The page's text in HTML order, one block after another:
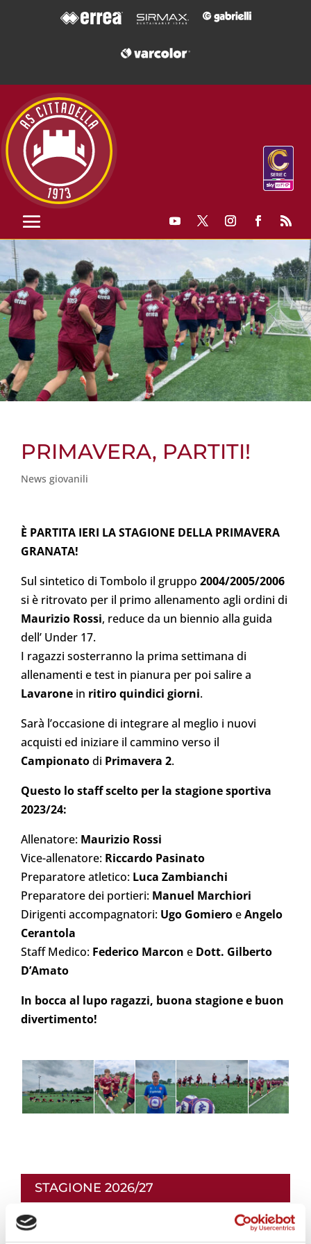
PRIMAVERA, PARTITI!
News giovanili
È PARTITA IERI LA STAGIONE DELLA PRIMAVERA
GRANATA!
Sul sintetico di Tombolo il gruppo 2004/2005/2006
si è ritrovato per il primo allenamento agli ordini di
Maurizio Rossi, reduce da un biennio alla guida
dell’ Under 17.
I ragazzi sosterranno la prima settimana di
allenamenti e test in pianura per poi salire a
Lavarone in ritiro quindici giorni.
Sarà l’occasione di integrare al meglio i nuovi
acquisti ed iniziare il cammino verso il
Campionatodi Primavera 2.
Questo lo staff scelto per la stagione sportiva
2023/24:
Allenatore: Maurizio Rossi
Vice-allenatore: Riccardo Pasinato
Preparatore atletico: Luca Zambianchi
Preparatore dei portieri: Manuel Marchiori
Dirigenti accompagnatori: Ugo GomieroeAngelo
Cerantola
Staff Medico: Federico Marcon e Dott. Gilberto
D’Amato
In bocca al lupo ragazzi, buona stagione e buon
divertimento!
STAGIONE 2026/27